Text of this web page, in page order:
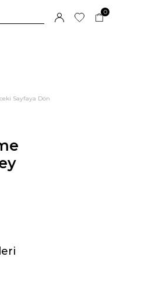
0
Sayfaya Dön